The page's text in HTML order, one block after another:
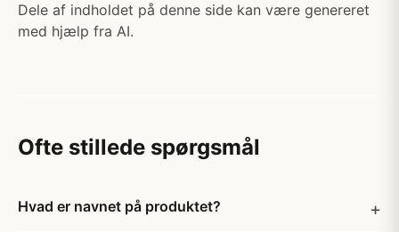
Dele af indholdet på denne side kan være genereret
med hjælp fra AI.
Ofte stillede spørgsmål
Hvad er navnet på produktet?